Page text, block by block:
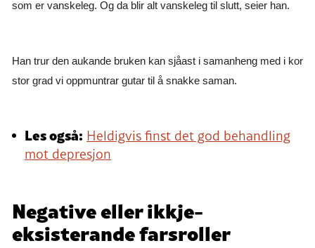
som er vanskeleg. Og da blir alt vanskeleg til slutt, seier han.
Han trur den aukande bruken kan sjåast i samanheng med i kor
stor grad vi oppmuntrar gutar til å snakke saman.
Les også: Heldigvis finst det god behandling
mot depresjon
Negative eller ikkje-
eksisterande farsroller